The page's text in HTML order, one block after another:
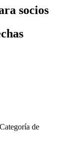
socios
Categoría de